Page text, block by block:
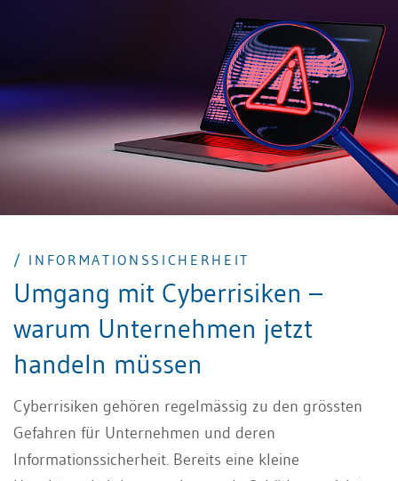
/ INFORMATIONSSICHERHEIT
Umgang mit Cyberrisiken –
warum Unternehmen jetzt
handeln müssen
Cyberrisiken gehören regelmässig zu den grössten
Gefahren für Unternehmen und deren
Informationssicherheit. Bereits eine kleine